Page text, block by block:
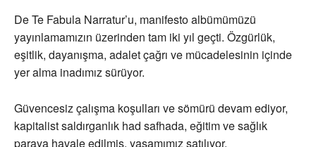
De Te Fabula Narratur’u, manifesto albümümüzü
yayınlamamızın üzerinden tam iki yıl geçti. Özgürlük,
eşitlik, dayanışma, adalet çağrı ve mücadelesinin içinde
yer alma inadımız sürüyor.
Güvencesiz çalışma koşulları ve sömürü devam ediyor,
kapitalist saldırganlık had safhada, eğitim ve sağlık
paraya havale edilmiş, yaşamımız satılıyor,